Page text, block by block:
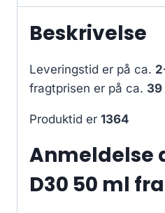
Beskrivelse
Leveringstid er på ca.
fragtprisen er på ca. 39
Produktid er 1364
Anmeldelse
D30 50 ml